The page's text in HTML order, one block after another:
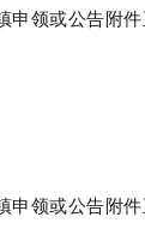
领或公告附件
领或公告附件